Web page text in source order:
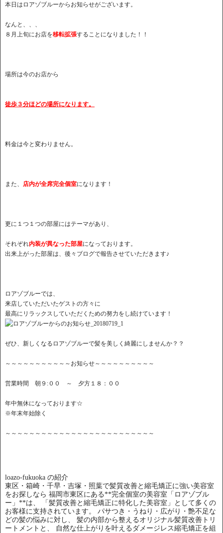
本日はロアゾブルーからお知らせがございます。
なんと、、、
８月上旬にお店を移転拡張することになりました！！
場所は今のお店から
徒歩３分ほどの場所になります。
料金は今と変わりません。
また、 店内が全席完全個室になります！
更に１つ１つの部屋にはテーマがあり、
それぞれ内装が異なった部屋になっております。
出来上がった部屋は、後々ブログで報告させていただきます♪
ロアゾブルーでは、
来店していただいたゲストの方々に
最高にリラックスしていただくための努力をし続けています！
ぜひ、新しくなるロアゾブルーで髪を美しく綺麗にしませんか？？
～～～～～～～～～～～お知らせ～～～～～～～～～～
営業時間 朝９:００ ～ 夕方１８：００
年中無休になっております☆
※年末年始除く
～～～～～～～～～～～～～～～～～～～～～～～～～
loazo-fukuoka の紹介
東区・箱崎・千早・吉塚・照葉で髪質改善と縮毛矯正に強い美容室
をお探しなら 福岡市東区にある**完全個室の美容室「ロアゾブル
ー」**は、 「髪質改善と縮毛矯正に特化した美容室」として多くの
お客様に支持されています。 パサつき・うねり・広がり・艶不足な
どの髪の悩みに対し、 髪の内部から整えるオリジナル髪質改善トリ
ートメントと、 自然な仕上がりを叶えるダメージレス縮毛矯正を組